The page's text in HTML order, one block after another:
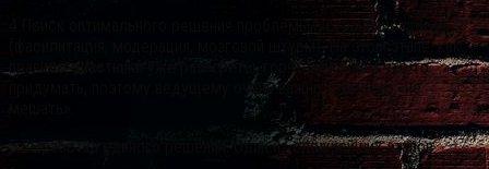
4.Поиск оптимального решения проблемы, устранение причин
(фасилитация, модерация, мозговой штурм). На этом этапе, как
правило, участники уже разогреты, горят желанием что-то
придумать, поэтому ведущему очень важно грамотно «не
5.Выработка единого решения. Один из сложнейших этапов.